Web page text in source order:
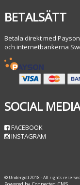
BETALSÄTT
Betala direkt med
och internetbankerna
SOCIAL
FACEBOOK
INSTAGRAM
© Undergott 2018 - All rights reserved.